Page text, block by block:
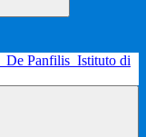
De Panfilis Istituto di